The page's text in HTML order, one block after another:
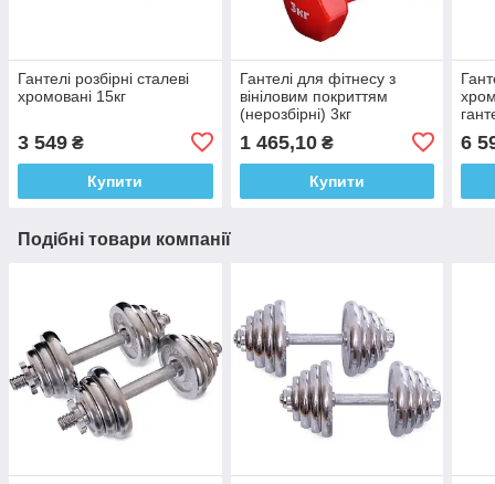
Гантелі розбірні сталеві
хромовані 15кг
3 549 ₴
Купити
Гантелі для фітнесу з
вініловим покриттям
(нерозбірні) 3кг
1 465,10₴
Купити
6
Подібні товари компанії